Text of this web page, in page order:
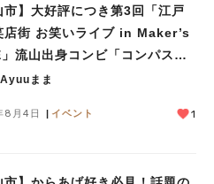
市】大好評につき第3回「江戸
店街 お笑いライブ in Maker’s
流山出身コンビ「コンパス」
！8/23（日）
Ayuuまま
8月4日 イベント 1